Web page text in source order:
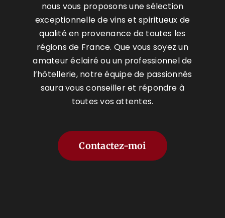
nous vous proposons une sélection
exceptionnelle de vins et spiritueux de
qualité en provenance de toutes les
régions de France. Que vous soyez un
amateur éclairé ou un professionnel de
l’hôtellerie, notre équipe de passionnés
saura vous conseiller et répondre à
toutes vos attentes.
Contactez-moi